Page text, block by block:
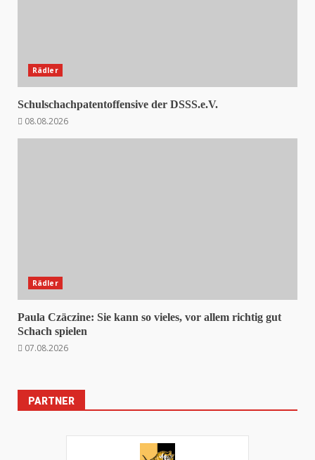
Rädler
Schulschachpatentoffensive der DSSS.e.V.
08.08.2026
Rädler
Paula Czäczine: Sie kann so vieles, vor allem richtig gut
Schach spielen
07.08.2026
PARTNER